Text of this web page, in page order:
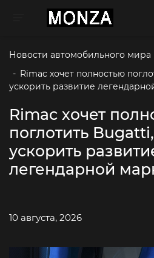
Toggle navigation
Новости автомобильного мира
- Rimac хочет полностью
ускорить развитие
Rimac хочет
поглотить
ускорить
легендарной
10 августа, 2026